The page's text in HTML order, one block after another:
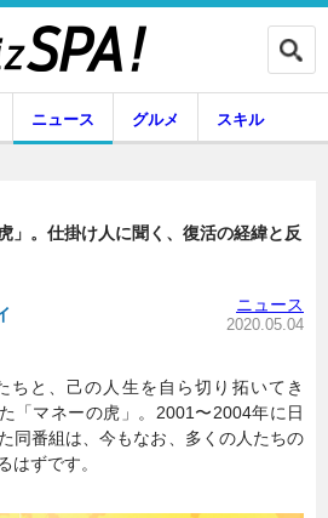
専門家インタビュー
ニュース
ニュース グルメ スキル
」。仕掛け人に聞く、復活の経緯と反
ニュース
2020.05.04
と、己の人生を自ら切り拓いてき
「マネーの虎」。2001〜2004年に日
同番組は、今もなお、多くの人たちの
はずです。